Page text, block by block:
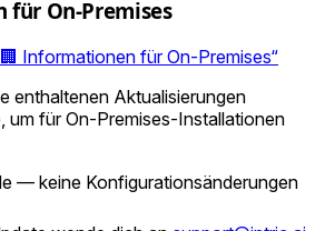
On-Premises
Informationen für On-Premises“
enthaltenen Aktualisierungen
um für On-Premises-Installationen
— keine Konfigurationsänderungen